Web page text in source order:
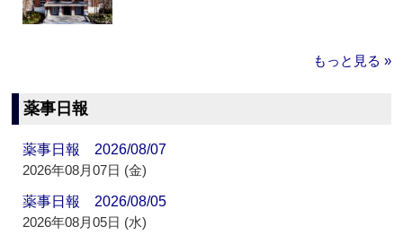
もっと見る »
薬事日報
薬事日報 2026/08/07
2026年08月07日 (金)
薬事日報 2026/08/05
2026年08月05日 (水)